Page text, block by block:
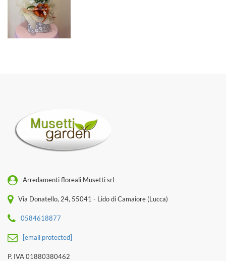
Arredamenti floreali Musetti srl
Via Donatello, 24, 55041 - Lido di Camaiore (Lucca)
0584618877
[email protected]
P. IVA 01880380462